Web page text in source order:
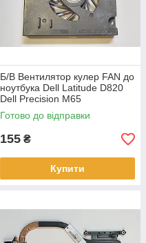
Б/В Вентилятор кулер FAN до
ноутбука Dell Latitude D820
Dell Precision M65
(UDQFZZR13CQU)
Готово до відправки
155 ₴
Купити